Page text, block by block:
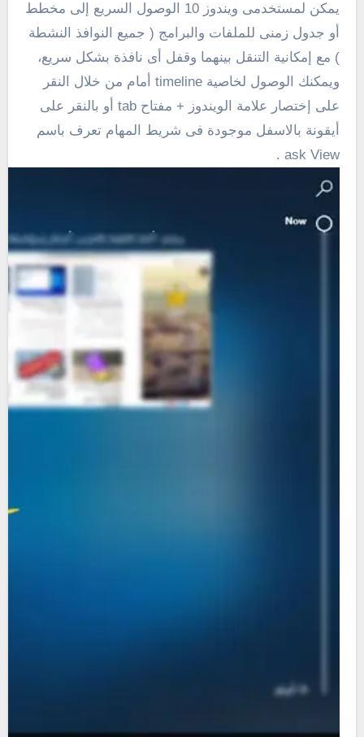
يمكن لمستخدمى ويندوز 10 الوصول السريع إلى مخطط
أو جدول زمنى للملفات والبرامج ( جميع النوافذ النشطة
) مع إمكانية التنقل بينهما وقفل أى نافذة بشكل سريع،
ويمكنك الوصول لخاصية timeline أمام من خلال النقر
على إختصار علامة الويندوز + مفتاح tab أو بالنقر على
أيقونة بالاسفل موجودة فى شريط المهام تعرف باسم
ask View .